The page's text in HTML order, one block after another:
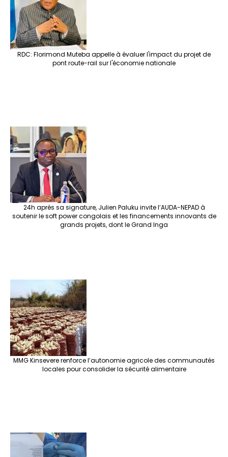
k
RDC: Florimond Muteba appelle à évaluer l'impact du projet de
pont route-rail sur l'économie nationale
24h après sa signature, Julien Paluku invite l’AUDA-NEPAD à
soutenir le soft power congolais et les financements innovants de
grands projets, dont le Grand Inga
MMG Kinsevere renforce l’autonomie agricole des communautés
locales pour consolider la sécurité alimentaire